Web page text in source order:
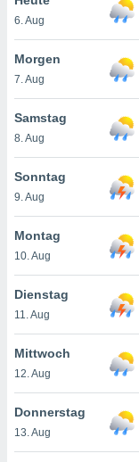
oder
Partner
es uns
das
der
Profil zu
Ihnen
finden
. Sie
jederzeit
Rand
6. Aug
Morgen
7. Aug
Samstag
8. Aug
Sonntag
9. Aug
Montag
10. Aug
Dienstag
11. Aug
Mittwoch
12. Aug
Donnerstag
13. Aug